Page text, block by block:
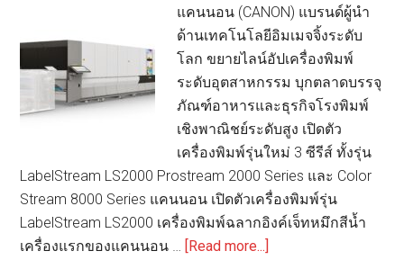
แก่
อุทยาน
แห่ง
ชาติ
เขา
ใหญ่
แคนนอน (CANON) แบรนด์ผู้นำ
ด้านเทคโนโลยีอิมเมจจิ้งระดับ
โลก ขยายไลน์อัปเครื่องพิมพ์
ระดับอุตสาหกรรม บุกตลาดบรรจุ
ภัณฑ์อาหารและธุรกิจโรงพิมพ์
เชิงพาณิชย์ระดับสูง เปิดตัว
เครื่องพิมพ์รุ่นใหม่ 3 ซีรีส์ ทั้งรุ่น
LabelStream LS2000 Prostream 2000 Series และ Color
Stream 8000 Series แคนนอน เปิดตัวเครื่องพิมพ์รุ่น
LabelStream LS2000 เครื่องพิมพ์ฉลากอิงค์เจ็ทหมึกสีน้ำ
เครื่องแรกของแคนนอน …
[Read more...]